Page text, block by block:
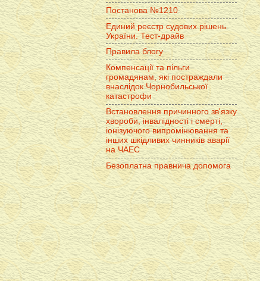
Постанова №1210
Единий реєстр судових рішень
України. Тест-драйв
Правила блогу
Компенсації та пільги
громадянам, які постраждали
внаслідок Чорнобильської
катастрофи
Встановлення причинного зв'язку
хвороби, інвалідності і смерті,
іонізуючого випромінювання та
інших шкідливих чинників аварії
на ЧАЕС
Безоплатна правнича допомога